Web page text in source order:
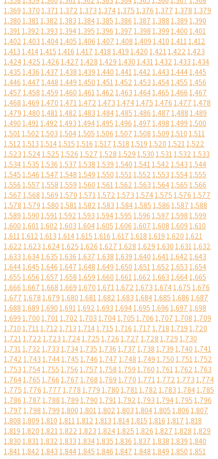
1,3691,3701,3711,3721,3731,3741,3751,3761,3771,3781,379
1,3801,3811,3821,3831,3841,3851,3861,3871,3881,3891,390
1,3911,3921,3931,3941,3951,3961,3971,3981,3991,4001,401
1,4021,4031,4041,4051,4061,4071,4081,4091,4101,4111,412
1,4131,4141,4151,4161,4171,4181,4191,4201,4211,4221,423
1,4241,4251,4261,4271,4281,4291,4301,4311,4321,4331,434
1,4351,4361,4371,4381,4391,4401,4411,4421,4431,4441,445
1,4461,4471,4481,4491,4501,4511,4521,4531,4541,4551,456
1,4571,4581,4591,4601,4611,4621,4631,4641,4651,4661,467
1,4681,4691,4701,4711,4721,4731,4741,4751,4761,4771,478
1,4791,4801,4811,4821,4831,4841,4851,4861,4871,4881,489
1,4901,4911,4921,4931,4941,4951,4961,4971,4981,4991,500
1,5011,5021,5031,5041,5051,5061,5071,5081,5091,5101,511
1,5121,5131,5141,5151,5161,5171,5181,5191,5201,5211,522
1,5231,5241,5251,5261,5271,5281,5291,5301,5311,5321,533
1,5341,5351,5361,5371,5381,5391,5401,5411,5421,5431,544
1,5451,5461,5471,5481,5491,5501,5511,5521,5531,5541,555
1,5561,5571,5581,5591,5601,5611,5621,5631,5641,5651,566
1,5671,5681,5691,5701,5711,5721,5731,5741,5751,5761,577
1,5781,5791,5801,5811,5821,5831,5841,5851,5861,5871,588
1,5891,5901,5911,5921,5931,5941,5951,5961,5971,5981,599
1,6001,6011,6021,6031,6041,6051,6061,6071,6081,6091,610
1,6111,6121,6131,6141,6151,6161,6171,6181,6191,6201,621
1,6221,6231,6241,6251,6261,6271,6281,6291,6301,6311,632
1,6331,6341,6351,6361,6371,6381,6391,6401,6411,6421,643
1,6441,6451,6461,6471,6481,6491,6501,6511,6521,6531,654
1,6551,6561,6571,6581,6591,6601,6611,6621,6631,6641,665
1,6661,6671,6681,6691,6701,6711,6721,6731,6741,6751,676
1,6771,6781,6791,6801,6811,6821,6831,6841,6851,6861,687
1,6881,6891,6901,6911,6921,6931,6941,6951,6961,6971,698
1,6991,7001,7011,7021,7031,7041,7051,7061,7071,7081,709
1,7101,7111,7121,7131,7141,7151,7161,7171,7181,7191,720
1,7211,7221,7231,7241,7251,7261,7271,7281,7291,730
1,7311,7321,7331,7341,7351,7361,7371,7381,7391,7401,741
1,7421,7431,7441,7451,7461,7471,7481,7491,7501,7511,752
1,7531,7541,7551,7561,7571,7581,7591,7601,7611,7621,763
1,7641,7651,7661,7671,7681,7691,7701,7711,7721,7731,774
1,7751,7761,7771,7781,7791,7801,7811,7821,7831,7841,785
1,7861,7871,7881,7891,7901,7911,7921,7931,7941,7951,796
1,7971,7981,7991,8001,8011,8021,8031,8041,8051,8061,807
1,8081,8091,8101,8111,8121,8131,8141,8151,8161,8171,818
1,8191,8201,8211,8221,8231,8241,8251,8261,8271,8281,829
1,8301,8311,8321,8331,8341,8351,8361,8371,8381,8391,840
1,8411,8421,8431,8441,8451,8461,8471,8481,8491,8501,851